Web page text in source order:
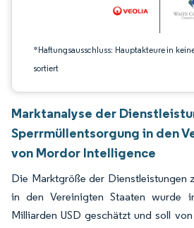
*Haftungsausschluss: Hauptakteure in
sortiert
Marktanalyse der
Sperrmüllentsorgung in den
von Mordor Intelligence
Die Marktgröße der Dienstleistungen
in den Vereinigten Staaten wurde
Milliarden USD geschätzt und soll